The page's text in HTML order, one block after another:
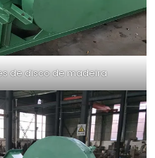
de disco de madeira